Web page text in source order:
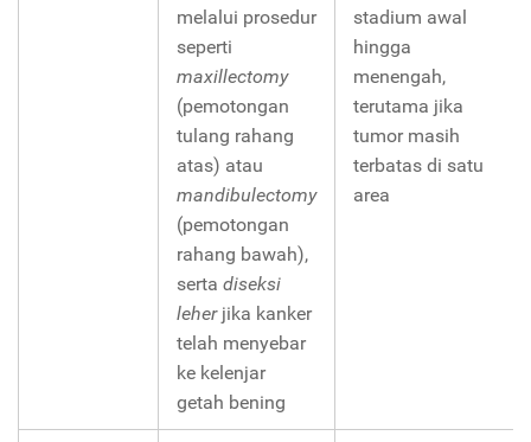
melalui prosedur
seperti
maxillectomy
(pemotongan
tulang rahang
atas) atau
mandibulectomy
(pemotongan
rahang bawah),
serta diseksi
leherjika kanker
telah menyebar
ke kelenjar
getah bening
stadium awal
hingga
menengah,
terutama jika
tumor masih
terbatas di satu
area